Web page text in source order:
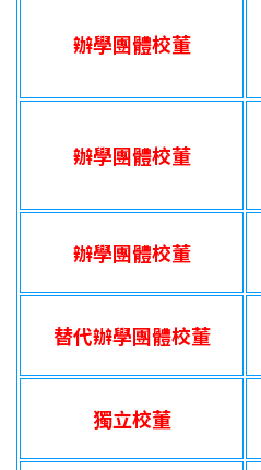
辦學團體校董
辦學團體校董
辦學團體校董
替代辦學團體校董
獨立校董